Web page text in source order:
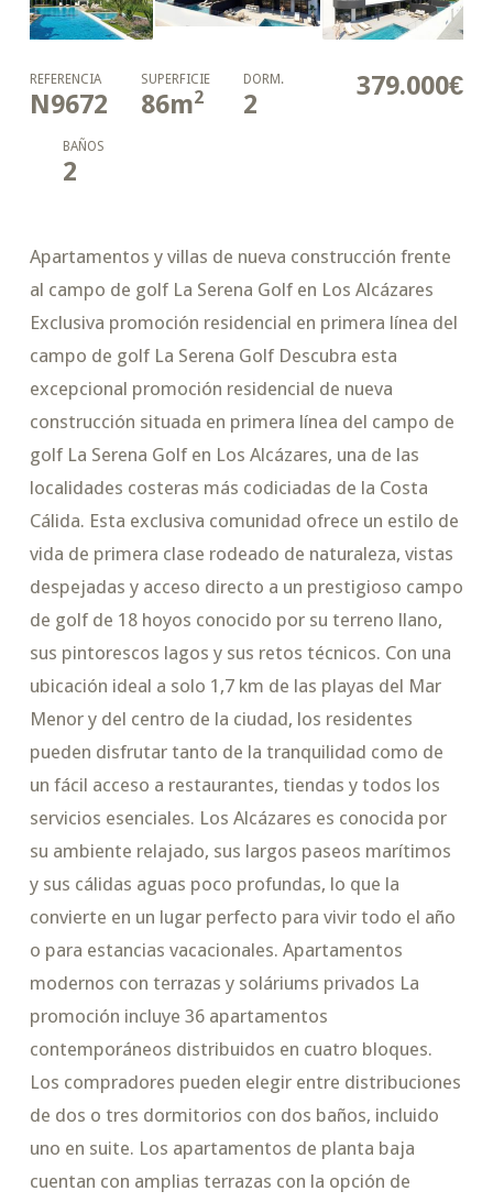
379.000€
REFERENCIA
N9672
SUPERFICIE
86m2
DORM.
2
BAÑOS
2
Apartamentos y villas de nueva construcción frente
al campo de golf La Serena Golf en Los Alcázares
Exclusiva promoción residencial en primera línea del
campo de golf La Serena Golf Descubra esta
excepcional promoción residencial de nueva
construcción situada en primera línea del campo de
golf La Serena Golf en Los Alcázares, una de las
localidades costeras más codiciadas de la Costa
Cálida. Esta exclusiva comunidad ofrece un estilo de
vida de primera clase rodeado de naturaleza, vistas
despejadas y acceso directo a un prestigioso campo
de golf de 18 hoyos conocido por su terreno llano,
sus pintorescos lagos y sus retos técnicos. Con una
ubicación ideal a solo 1,7 km de las playas del Mar
Menor y del centro de la ciudad, los residentes
pueden disfrutar tanto de la tranquilidad como de
un fácil acceso a restaurantes, tiendas y todos los
servicios esenciales. Los Alcázares es conocida por
su ambiente relajado, sus largos paseos marítimos
y sus cálidas aguas poco profundas, lo que la
convierte en un lugar perfecto para vivir todo el año
o para estancias vacacionales. Apartamentos
modernos con terrazas y soláriums privados La
promoción incluye 36 apartamentos
contemporáneos distribuidos en cuatro bloques.
Los compradores pueden elegir entre distribuciones
de dos o tres dormitorios con dos baños, incluido
uno en suite. Los apartamentos de planta baja
cuentan con amplias terrazas con la opción de